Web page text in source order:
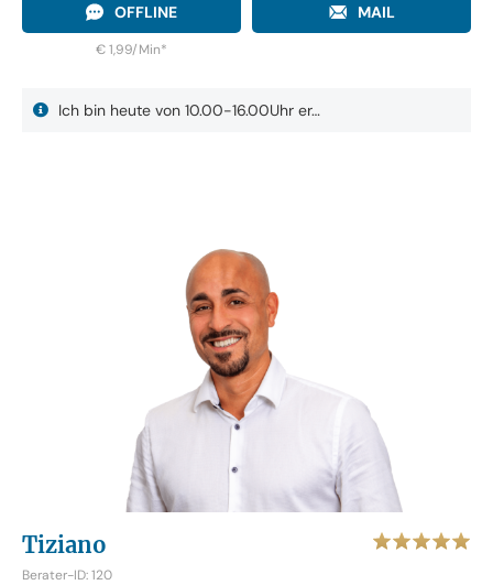
OFFLINE MAIL
€ 1,99/Min*
Ich bin heute von 10.00-16.00Uhr er…
Tiziano
Berater-ID: 120